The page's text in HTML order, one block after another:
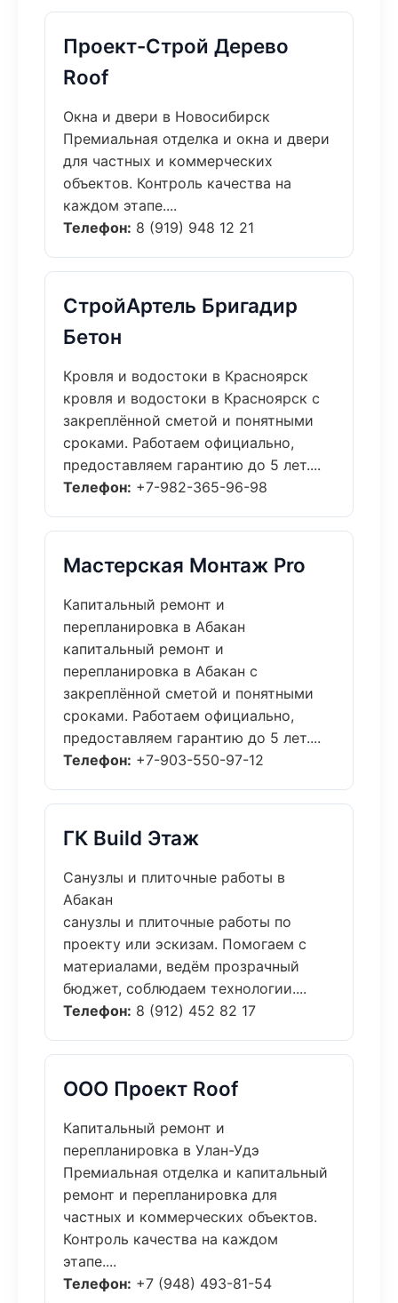
Проект-Строй Дерево
Roof
Окна и двери в Новосибирск
Премиальная отделка и окна и двери
для частных и коммерческих
объектов. Контроль качества на
каждом этапе....
Телефон: 8 (919) 948 12 21
СтройАртель Бригадир
Бетон
Кровля и водостоки в Красноярск
кровля и водостоки в Красноярск с
закреплённой сметой и понятными
сроками. Работаем официально,
предоставляем гарантию до 5 лет....
Телефон: +7-982-365-96-98
Мастерская Монтаж Pro
Капитальный ремонт и
перепланировка в Абакан
капитальный ремонт и
перепланировка в Абакан с
закреплённой сметой и понятными
сроками. Работаем официально,
предоставляем гарантию до 5 лет....
Телефон: +7-903-550-97-12
ГК Build Этаж
Санузлы и плиточные работы в
Абакан
санузлы и плиточные работы по
проекту или эскизам. Помогаем с
материалами, ведём прозрачный
бюджет, соблюдаем технологии....
Телефон: 8 (912) 452 82 17
ООО Проект Roof
Капитальный ремонт и
перепланировка в Улан-Удэ
Премиальная отделка и капитальный
ремонт и перепланировка для
частных и коммерческих объектов.
Контроль качества на каждом
этапе....
Телефон: +7 (948) 493-81-54